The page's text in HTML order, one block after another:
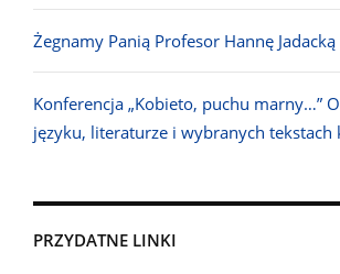
Żegnamy Panią Profesor Hannę Jadacką
Konferencja „Kobieto, puchu marny…”
języku, literaturze i wybranych tekstach
PRZYDATNE LINKI